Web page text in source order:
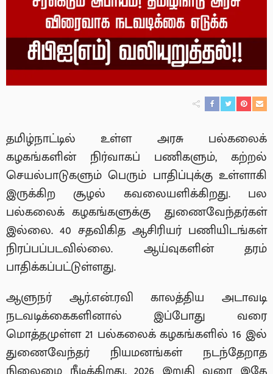
தமிழ்நாட்டில் உள்ள அரசு பல்கலைக்
கழகங்களின் நிர்வாகப் பணிகளும், கற்றல்
செயல்பாடுகளும் பெரும் பாதிப்புக்கு உள்ளாகி
இருக்கிற சூழல் கவலையளிக்கிறது. பல
பல்கலைக் கழகங்களுக்கு துணைவேந்தர்கள்
இல்லை. 40 சதவிகித ஆசிரியர் பணியிடங்கள்
நிரப்பப்படவில்லை. ஆய்வுகளின் தரம்
பாதிக்கப்பட்டுள்ளது.
ஆளுநர் ஆர்.என்.ரவி காலத்திய அடாவடி
நடவடிக்கைகளினால் இப்போது வரை
மொத்தமுள்ள 21 பல்கலைக் கழகங்களில் 16 இல்
துணைவேந்தர் நியமனங்கள் நடந்தேறாத